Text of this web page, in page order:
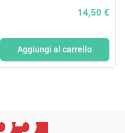
14,50 €
Aggiungi al carrello